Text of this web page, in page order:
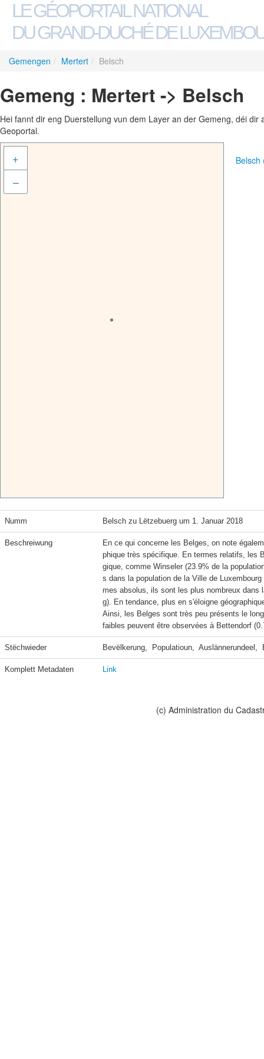
LE GÉOPORTAIL NATIONAL
DU GRAND-DUCHÉ DE
Gemengen / Mertert / Belsch
Gemeng : Mertert -> Belsch
Hei fannt dir eng Duerstellung vun dem Layer an der Gemeng, déi
Geoportal.
+
–
Belsch
Numm Belsch zu Lëtzebuerg um 1. Januar 2018
Beschreiwung
En ce qui concerne les Belges, on note
phique très spécifique. En termes relatifs, les
gique, comme Winseler (23.9% de la
s dans la population de la Ville de
mes absolus, ils sont les plus nombreux dans
g). En tendance, plus en s'éloigne
Ainsi, les Belges sont très peu présents le
faibles peuvent être observées à Bettendorf
Stëchwieder Bevëlkerung,  Populatioun,  Auslännerundeel,
Komplett Metadaten Link
(c) Administration du